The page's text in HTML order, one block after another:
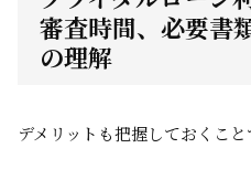
審査時間、必要書
の理解
デメリットも把握しておくこ